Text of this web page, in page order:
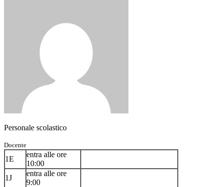
Personale scolastico
Docente
1E
entra alle ore
10:00
1J
entra alle ore
9:00